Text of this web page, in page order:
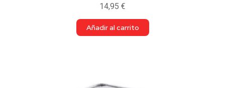
14,95 €
Añadir al carrito